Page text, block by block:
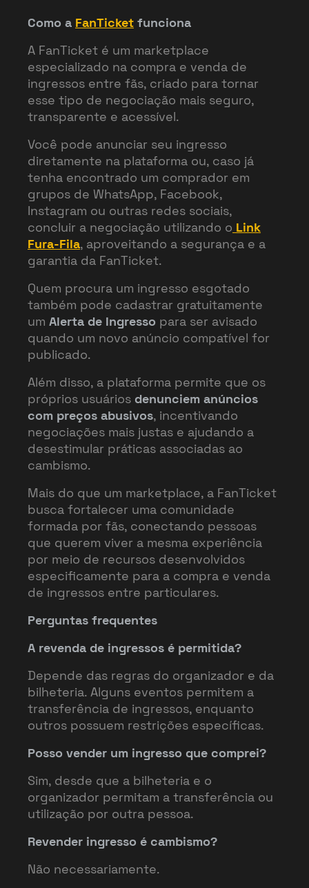
Como a FanTicket funciona
A FanTicket é um marketplace
especializado na compra e venda de
ingressos entre fãs, criado para tornar
esse tipo de negociação mais seguro,
transparente e acessível.
Você pode anunciar seu ingresso
diretamente na plataforma ou, caso já
tenha encontrado um comprador em
grupos de WhatsApp, Facebook,
Instagram ou outras redes sociais,
concluir a negociação utilizando o Link
Fura-Fila, aproveitando a segurança e a
garantia da FanTicket.
Quem procura um ingresso esgotado
também pode cadastrar gratuitamente
um Alerta de Ingresso para ser avisado
quando um novo anúncio compatível for
publicado.
Além disso, a plataforma permite que os
próprios usuários denunciem anúncios
com preços abusivos, incentivando
negociações mais justas e ajudando a
desestimular práticas associadas ao
cambismo.
Mais do que um marketplace, a FanTicket
busca fortalecer uma comunidade
formada por fãs, conectando pessoas
que querem viver a mesma experiência
por meio de recursos desenvolvidos
especificamente para a compra e venda
de ingressos entre particulares.
Perguntas frequentes
A revenda de ingressos é permitida?
Depende das regras do organizador e da
bilheteria. Alguns eventos permitem a
transferência de ingressos, enquanto
outros possuem restrições específicas.
Posso vender um ingresso que comprei?
Sim, desde que a bilheteria e o
organizador permitam a transferência ou
utilização por outra pessoa.
Revender ingresso é cambismo?
Não necessariamente.